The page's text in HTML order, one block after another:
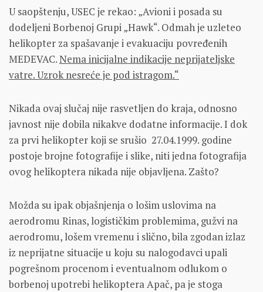
U saopštenju, USEC je rekao: „Avioni i posada su
dodeljeni Borbenoj Grupi „Hawk“. Odmah je uzleteo
helikopter za spašavanje i evakuaciju povređenih
MEDEVAC.Nema inicijalne indikacije neprijateljske
vatre. Uzrok nesreće je pod istragom.“
Nikada ovaj slučaj nije rasvetljen do kraja, odnosno
javnost nije dobila nikakve dodatne informacije. I dok
za prvi helikopter koji se srušio 27.04.1999. godine
postoje brojne fotografije i slike, niti jedna fotografija
ovog helikoptera nikada nije objavljena. Zašto?
Možda su ipak objašnjenja o lošim uslovima na
aerodromu Rinas, logističkim problemima, gužvi na
aerodromu, lošem vremenu i slično, bila zgodan izlaz
iz neprijatne situacije u koju su nalogodavci upali
pogrešnom procenom i eventualnom odlukom o
borbenoj upotrebi helikoptera Apač, pa je stoga